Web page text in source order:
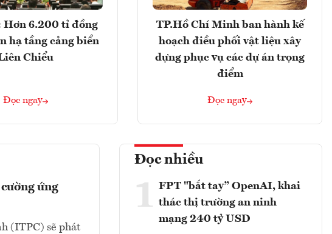
Hơn 6.200 tỉ đồng
hạ tầng cảng biển
Chiểu
Đọc ngay
TP.Hồ Chí Minh ban hành kế
hoạch điều phối vật liệu xây
dựng phục vụ các dự án trọng
điểm
Đọc ngay
ứng
(ITPC) sẽ phát
Đọc nhiều
1 FPT "bắt tay” OpenAI, khai
thác thị trường an ninh
mạng 240 tỷ USD